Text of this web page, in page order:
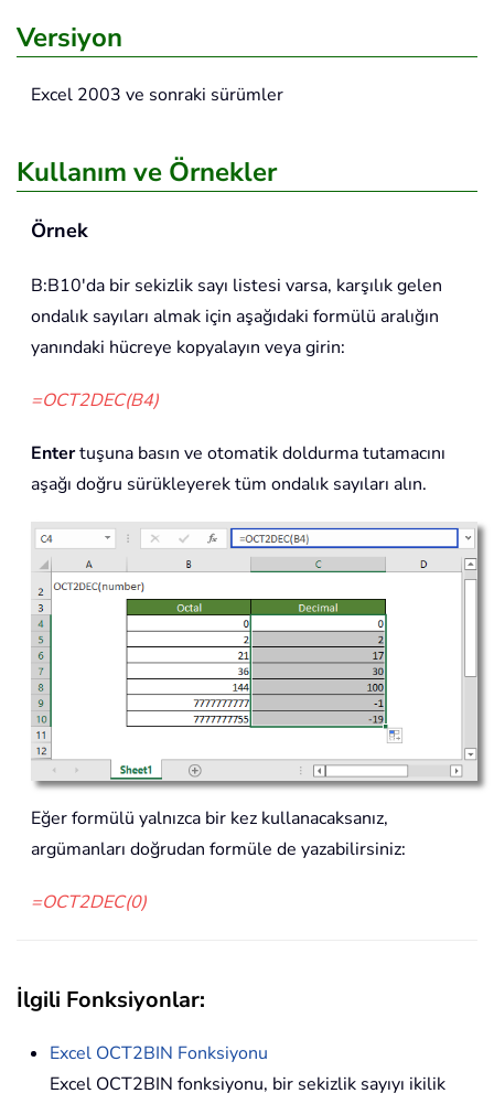
Versiyon
Excel 2003 ve sonraki sürümler
Kullanım ve Örnekler
Örnek
B:B10'da bir sekizlik sayı listesi varsa, karşılık gelen
ondalık sayıları almak için aşağıdaki formülü aralığın
yanındaki hücreye kopyalayın veya girin:
=OCT2DEC(B4)
Entertuşuna basın ve otomatik doldurma tutamacını
aşağı doğru sürükleyerek tüm ondalık sayıları alın.
Eğer formülü yalnızca bir kez kullanacaksanız,
argümanları doğrudan formüle de yazabilirsiniz:
=OCT2DEC(0)
İlgili Fonksiyonlar:
Excel OCT2BIN Fonksiyonu
Excel OCT2BIN fonksiyonu, bir sekizlik sayıyı ikilik